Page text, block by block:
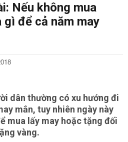
Nếu không mua
để cả năm may
dân thường có xu hướng đi
mắn, tuy nhiên ngày này
mua lấy may hoặc tặng đối
vàng.